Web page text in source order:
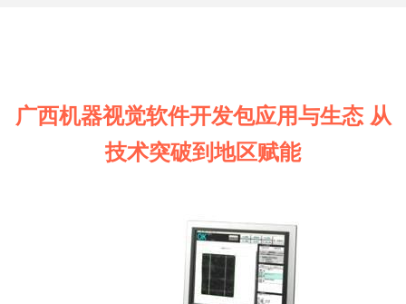
广西机器视觉软件开发包应用与生态 从
技术突破到地区赋能